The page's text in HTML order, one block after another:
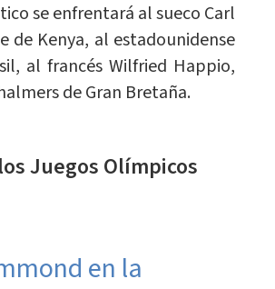
se enfrentará al sueco Carl
de Kenya, al estadounidense
al francés Wilfried Happio,
de Gran Bretaña.
Juegos Olímpicos
en la